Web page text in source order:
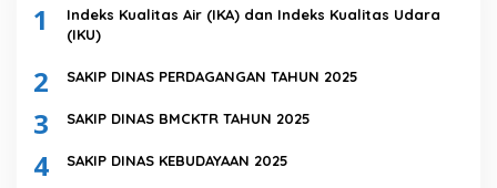
1
Indeks Kualitas Air (IKA) dan Indeks Kualitas Udara
(IKU)
2 SAKIP DINAS PERDAGANGAN TAHUN 2025
3 SAKIP DINAS BMCKTR TAHUN 2025
4 SAKIP DINAS KEBUDAYAAN 2025